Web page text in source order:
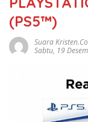
(PS5™)
Suara
Sabtu, 19